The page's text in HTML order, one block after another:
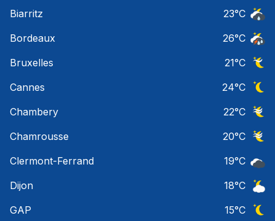
Biarritz
23°C
Bordeaux
26°C
Bruxelles
21°C
Cannes
24°C
Chambery
22°C
Chamrousse
20°C
Clermont-Ferrand
19°C
Dijon
18°C
GAP
15°C